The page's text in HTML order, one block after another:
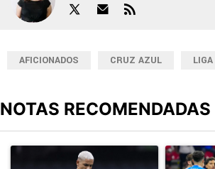
AFICIONADOS CRUZ AZUL
NOTAS RECOMENDADAS
Un artículo de tendencia con el título
Un